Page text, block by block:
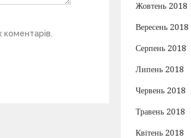
Жовтень 2018
Вересень 2018
Серпень 2018
Липень 2018
Червень 2018
Травень 2018
Квітень 2018